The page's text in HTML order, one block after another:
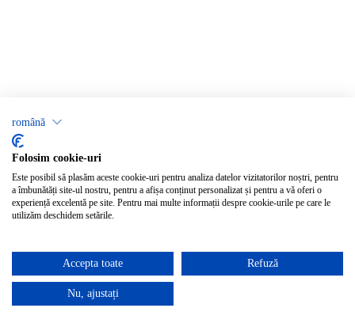
română
Folosim cookie-uri
Este posibil să plasăm aceste cookie-uri pentru analiza datelor vizitatorilor noștri, pentru
a îmbunătăți site-ul nostru, pentru a afișa conținut personalizat și pentru a vă oferi o
experiență excelentă pe site. Pentru mai multe informații despre cookie-urile pe care le
utilizăm deschidem setările.
Accepta toate Refuză
Nu, ajustați